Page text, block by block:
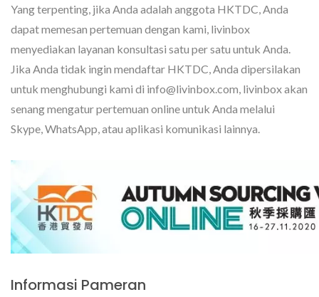
Yang terpenting, jika Anda adalah anggota HKTDC, Anda
dapat memesan pertemuan dengan kami, livinbox
menyediakan layanan konsultasi satu per satu untuk Anda.
Jika Anda tidak ingin mendaftar HKTDC, Anda dipersilakan
untuk menghubungi kami di info@livinbox.com, livinbox akan
senang mengatur pertemuan online untuk Anda melalui
Skype, WhatsApp, atau aplikasi komunikasi lainnya.
Informasi Pameran